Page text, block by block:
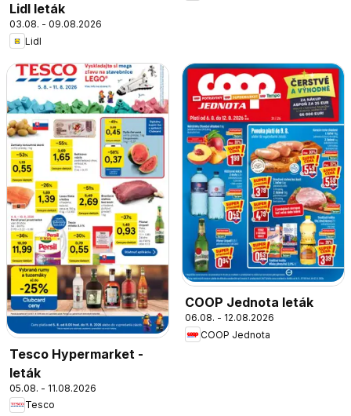
Lidl leták
03.08. - 09.08.2026
Lidl
Tesco Hypermarket -
leták
05.08. - 11.08.2026
Tesco
COOP Jednota leták
06.08. - 12.08.2026
COOP Jednota